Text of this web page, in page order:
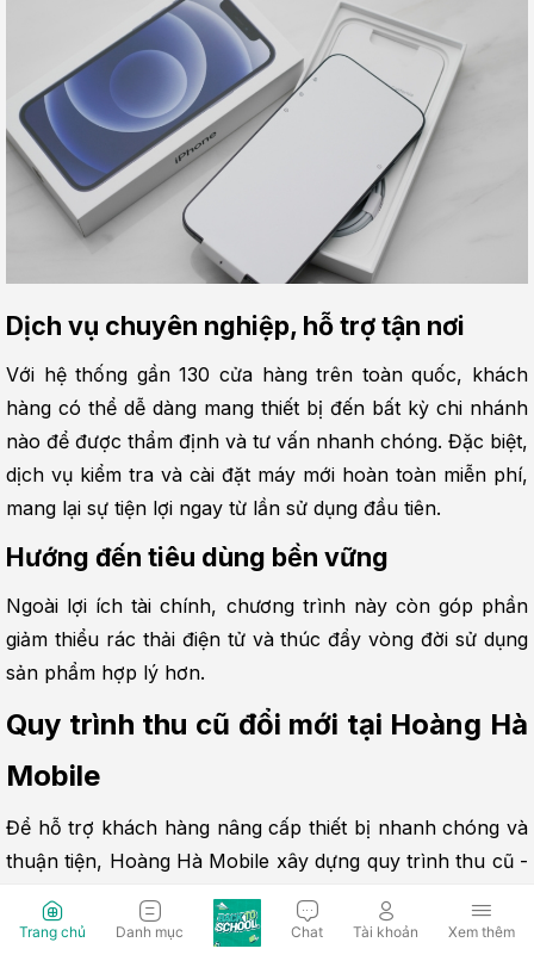
Dịch vụ chuyên nghiệp, hỗ trợ tận nơi
Với hệ thống gần 130 cửa hàng trên toàn quốc, khách
hàng có thể dễ dàng mang thiết bị đến bất kỳ chi nhánh
nào để được thẩm định và tư vấn nhanh chóng. Đặc biệt,
dịch vụ kiểm tra và cài đặt máy mới hoàn toàn miễn phí,
mang lại sự tiện lợi ngay từ lần sử dụng đầu tiên.
Hướng đến tiêu dùng bền vững
Ngoài lợi ích tài chính, chương trình này còn góp phần
giảm thiểu rác thải điện tử và thúc đẩy vòng đời sử dụng
sản phẩm hợp lý hơn.
Quy trình thu cũ đổi mới tại Hoàng Hà
Mobile
Để hỗ trợ khách hàng nâng cấp thiết bị nhanh chóng và
thuận tiện, Hoàng Hà Mobile xây dựng quy trình thu cũ -
đổi mới rõ ràng, chuyên nghiệp. Mỗi bước đều được thực
hiện minh bạch nhằm đảm bảo quyền lợi tối đa cho
Trang chủ Danh mục Chat Tài khoản Xem thêm